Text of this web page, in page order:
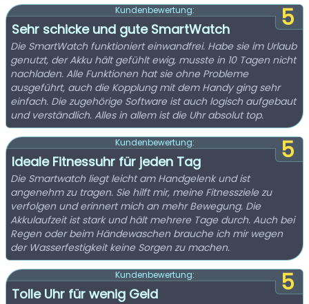
5
Kundenbewertung:
Sehr schicke und gute SmartWatch
Die SmartWatch funktioniert einwandfrei. Habe sie im Urlaub
genutzt, der Akku hält gefühlt ewig, musste in 10 Tagen nicht
nachladen. Alle Funktionen hat sie ohne Probleme
ausgeführt, auch die Kopplung mit dem Handy ging sehr
einfach. Die zugehörige Software ist auch logisch aufgebaut
und verständlich. Alles in allem ist die Uhr absolut top.
5
Kundenbewertung:
Ideale Fitnessuhr für jeden Tag
Die Smartwatch liegt leicht am Handgelenk und ist
angenehm zu tragen. Sie hilft mir, meine Fitnessziele zu
verfolgen und erinnert mich an mehr Bewegung. Die
Akkulaufzeit ist stark und hält mehrere Tage durch. Auch bei
Regen oder beim Händewaschen brauche ich mir wegen
der Wasserfestigkeit keine Sorgen zu machen.
5
Kundenbewertung:
Tolle Uhr für wenig Geld